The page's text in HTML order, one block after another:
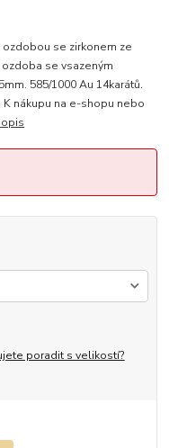
se zirkonem ze
se vsazeným
585/1000 Au 14karátů.
nákupu na e-shopu nebo
poradit s velikostí?